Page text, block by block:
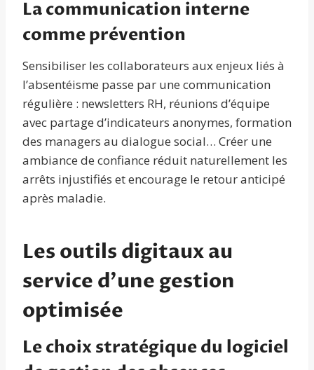
La communication interne
comme prévention
Sensibiliser les collaborateurs aux enjeux liés à
l’absentéisme passe par une communication
régulière : newsletters RH, réunions d’équipe
avec partage d’indicateurs anonymes, formation
des managers au dialogue social… Créer une
ambiance de confiance réduit naturellement les
arrêts injustifiés et encourage le retour anticipé
après maladie.
Les outils digitaux au
service d’une gestion
optimisée
Le choix stratégique du logiciel